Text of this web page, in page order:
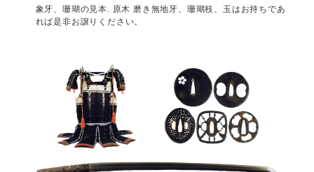
象牙、珊瑚の見本. 原木 磨き無地牙、珊瑚枝、玉はお持ちであ
れば是非お譲りください。